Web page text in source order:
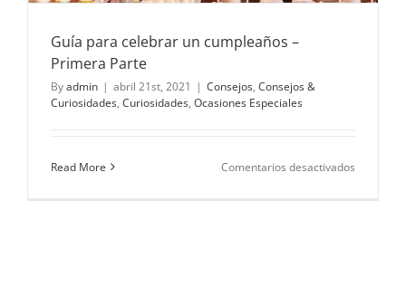
Guía para celebrar un cumpleaños –
Primera Parte
Byadmin | abril 21st, 2021 | Consejos, Consejos &
Curiosidades, Curiosidades, Ocasiones Especiales
Read More Comentarios desactivados